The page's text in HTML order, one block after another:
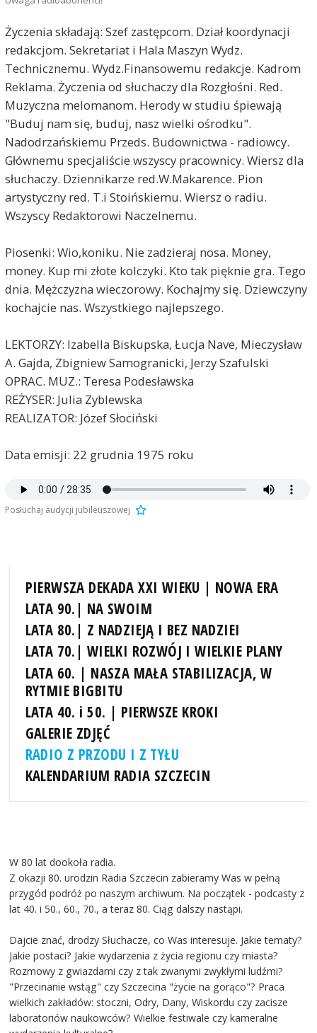
Życzenia składają: Szef zastępcom. Dział koordynacji
redakcjom. Sekretariat i Hala Maszyn Wydz.
Technicznemu. Wydz.Finansowemu redakcje. Kadrom
Reklama. Życzenia od słuchaczy dla Rozgłośni. Red.
Muzyczna melomanom. Herody w studiu śpiewają
"Buduj nam się, buduj, nasz wielki ośrodku".
Nadodrzańskiemu Przeds. Budownictwa - radiowcy.
Głównemu specjaliście wszyscy pracownicy. Wiersz dla
słuchaczy. Dziennikarze red.W.Makarence. Pion
artystyczny red. T.i Stoińskiemu. Wiersz o radiu.
Wszyscy Redaktorowi Naczelnemu.
Piosenki: Wio,koniku. Nie zadzieraj nosa. Money,
money. Kup mi złote kolczyki. Kto tak pięknie gra. Tego
dnia. Mężczyzna wieczorowy. Kochajmy się. Dziewczyny
kochajcie nas. Wszystkiego najlepszego.
LEKTORZY: Izabella Biskupska, Łucja Nave, Mieczysław
A. Gajda, Zbigniew Samogranicki, Jerzy Szafulski
OPRAC. MUZ.: Teresa Podesławska
REŻYSER: Julia Zyblewska
REALIZATOR: Józef Słociński
Data emisji: 22 grudnia 1975 roku
Posłuchaj audycji jubileuszowej
PIERWSZA DEKADA XXI WIEKU | NOWA ERA
LATA 90.| NA SWOIM
LATA 80.| Z NADZIEJĄ I BEZ NADZIEI
LATA 70.| WIELKI ROZWÓJ I WIELKIE PLANY
LATA 60. | NASZA MAŁA STABILIZACJA, W
RYTMIE BIGBITU
LATA 40. i 50. | PIERWSZE KROKI
GALERIE ZDJĘĆ
RADIO Z PRZODU I Z TYŁU
KALENDARIUM RADIA SZCZECIN
W 80 lat dookoła radia.
Z okazji 80. urodzin Radia Szczecin zabieramy Was w pełną
przygód podróż po naszym archiwum. Na początek - podcasty z
lat 40. i 50., 60., 70., a teraz 80. Ciąg dalszy nastąpi.
Dajcie znać, drodzy Słuchacze, co Was interesuje. Jakie tematy?
Jakie postaci? Jakie wydarzenia z życia regionu czy miasta?
Rozmowy z gwiazdami czy z tak zwanymi zwykłymi ludźmi?
"Przecinanie wstąg" czy Szczecina "życie na gorąco"? Praca
wielkich zakładów: stoczni, Odry, Dany, Wiskordu czy zacisze
laboratoriów naukowców? Wielkie festiwale czy kameralne